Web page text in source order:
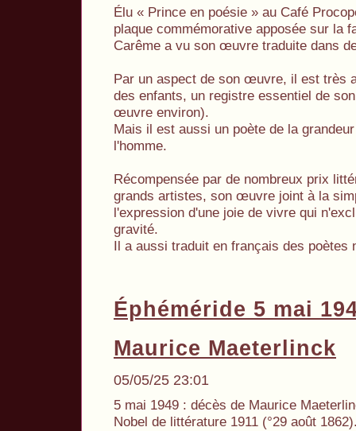
Élu « Prince en poésie » au Café
plaque commémorative apposée sur la
Carême a vu son œuvre traduite dans
Par un aspect de son œuvre, il est très
des enfants, un registre essentiel de
œuvre environ).
Mais il est aussi un poète de la
l'homme.
Récompensée par de nombreux prix
grands artistes, son œuvre joint à la
l'expression d'une joie de vivre qui
gravité.
Il a aussi traduit en français des poètes
Éphéméride 5 mai
Maurice Maeterlinck
05/05/25 23:01
5 mai 1949 : décès de Maurice
Nobel de littérature 1911 (°29 août